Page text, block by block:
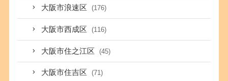
大阪市浪速区 (176)
大阪市西成区 (116)
大阪市住之江区 (45)
大阪市住吉区 (71)